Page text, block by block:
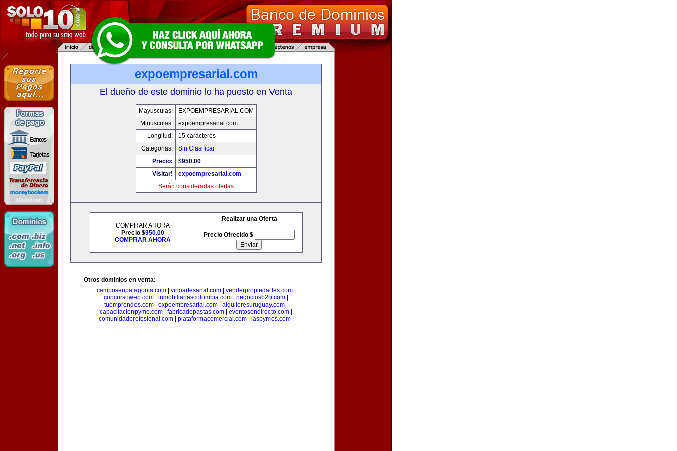
expoempresarial.com
El dueño de este dominio lo ha puesto en Venta
Mayusculas:
EXPOEMPRESARIAL.COM
Minusculas:
expoempresarial.com
Longitud:
15 caracteres
Categorias:
Sin Clasificar
Precio:
$950.00
Visitar!
expoempresarial.com
Serán consideradas ofertas
COMPRAR AHORA
Precio $950.00
COMPRAR AHORA
Realizar una Oferta
Precio Ofrecido $
Otros dominios en venta:
camposenpatagonia.com| vinoartesanal.com| venderpropiedades.com|
concursoweb.com
inmobiliariascolombia.com negociosb2b.com
tuemprendes.com
expoempresarial.com alquileresuruguay.com
capacitacionpyme.com
fabricadepastas.com eventosendirecto.com
comunidadprofesional.com| plataformacomercial.com| laspymes.com|